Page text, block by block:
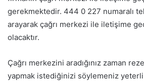
gerekmektedir. 444 0 227 numaralı
arayarak çağrı merkezi ile iletişime
olacaktır.
Çağrı merkezini aradığınız zaman
yapmak istediğinizi söylemeniz yeterli